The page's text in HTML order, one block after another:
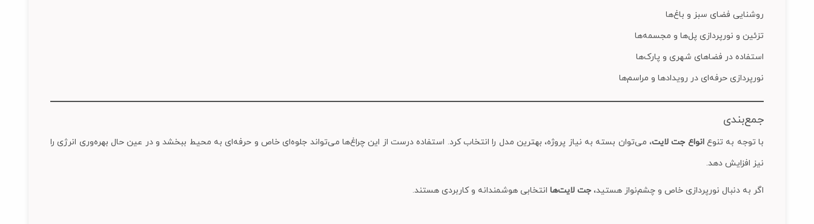
روشنایی فضای سبز و باغ‌ها
تزئین و نورپردازی پل‌ها و مجسمه‌ها
استفاده در فضاهای شهری و پارک‌ها
نورپردازی حرفه‌ای در رویدادها و مراسم‌ها
جمع‌بندی
با توجه به تنوعانواع جت لایت، می‌توان بسته به نیاز پروژه، بهترین مدل را انتخاب کرد. استفاده درست از این چراغ‌ها می‌تواند جلوه‌ای خاص و حرفه‌ای به محیط ببخشد و در عین حال بهره‌وری انرژی را
نیز افزایش دهد.
اگر به دنبال نورپردازی خاص و چشم‌نواز هستید، جت لایت‌ها انتخابی هوشمندانه و کاربردی هستند.